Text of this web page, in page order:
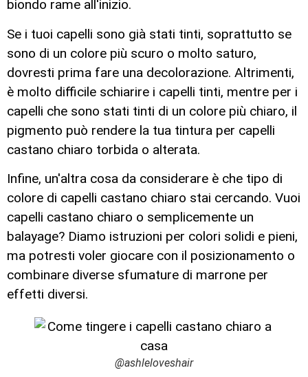
biondo rame all'inizio.
Se i tuoi capelli sono già stati tinti, soprattutto se
sono di un colore più scuro o molto saturo,
dovresti prima fare una decolorazione. Altrimenti,
è molto difficile schiarire i capelli tinti, mentre per i
capelli che sono stati tinti di un colore più chiaro, il
pigmento può rendere la tua tintura per capelli
castano chiaro torbida o alterata.
Infine, un'altra cosa da considerare è che tipo di
colore di capelli castano chiaro stai cercando. Vuoi
capelli castano chiaro o semplicemente un
balayage? Diamo istruzioni per colori solidi e pieni,
ma potresti voler giocare con il posizionamento o
combinare diverse sfumature di marrone per
effetti diversi.
@ashleloveshair